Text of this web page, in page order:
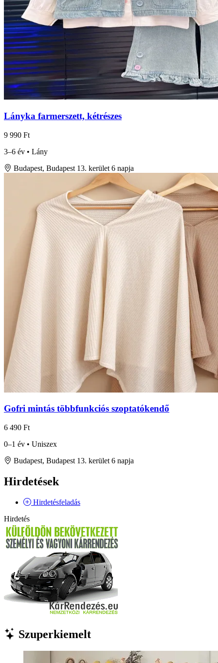
Lányka farmerszett, kétrészes
9 990 Ft
3–6 év • Lány
Budapest, Budapest 13. kerület 6 napja
Gofri mintás többfunkciós szoptatókendő
6 490 Ft
0–1 év • Uniszex
Budapest, Budapest 13. kerület 6 napja
Hirdetések
Hirdetésfeladás
Hirdetés
Szuperkiemelt